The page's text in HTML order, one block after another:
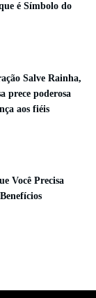
é Símbolo do
Salve Rainha,
prece poderosa
aos fiéis
Você Precisa